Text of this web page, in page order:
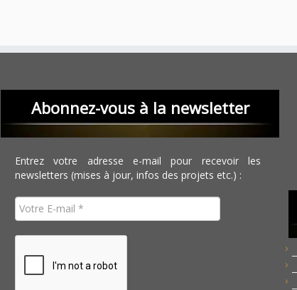
Abonnez-vous à la newsletter
Entrez votre adresse e-mail pour recevoir les
newsletters (mises à jour, infos des projets etc.) :